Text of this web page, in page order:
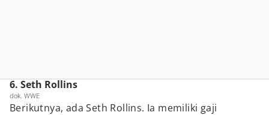
6. Seth Rollins
dok. WWE
Berikutnya, ada Seth Rollins. Ia memiliki gaji